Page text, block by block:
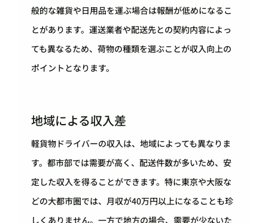
般的な雑貨や日用品を運ぶ場合は報酬が低めになるこ
とがあります。運送業者や配送先との契約内容によっ
ても異なるため、荷物の種類を選ぶことが収入向上の
ポイントとなります。
地域による収入差
軽貨物ドライバーの収入は、地域によっても異なりま
す。都市部では需要が高く、配送件数が多いため、安
定した収入を得ることができます。特に東京や大阪な
どの大都市圏では、月収が40万円以上になることも珍
しくありません。一方で地方の場合、需要が少ないた